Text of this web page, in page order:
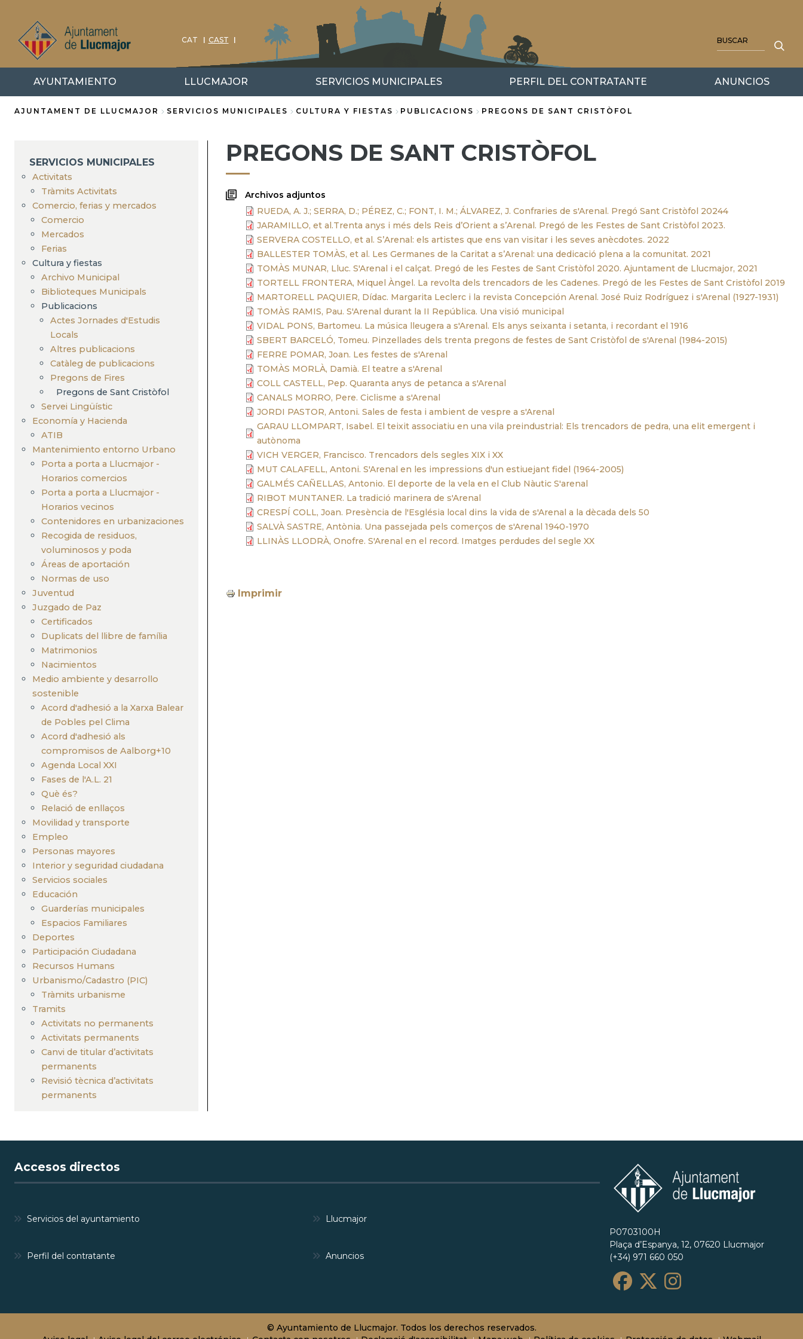
contenido
principal
CAT CAST
AYUNTAMIENTO LLUCMAJOR SERVICIOS MUNICIPALES PERFIL DEL CONTRATANTE ANUNCIOS
enlaces
de
ayuda
la
navegación
AJUNTAMENT DE LLUCMAJOR SERVICIOS MUNICIPALES CULTURA Y FIESTAS PUBLICACIONS PREGONS DE SANT CRISTÒFOL
SERVICIOS MUNICIPALES
Activitats
Tràmits Activitats
Comercio, ferias y mercados
Comercio
Mercados
Ferias
Cultura y fiestas
Archivo Municipal
Biblioteques Municipals
Publicacions
Actes Jornades d'Estudis
Locals
Altres publicacions
Catàleg de publicacions
Pregons de Fires
Pregons de Sant Cristòfol
Servei Lingüístic
Economía y Hacienda
ATIB
Mantenimiento entorno Urbano
Porta a porta a Llucmajor -
Horarios comercios
Porta a porta a Llucmajor -
Horarios vecinos
Contenidores en urbanizaciones
Recogida de residuos,
voluminosos y poda
Áreas de aportación
Normas de uso
Juventud
Juzgado de Paz
Certificados
Duplicats del llibre de família
Matrimonios
Nacimientos
Medio ambiente y desarrollo
sostenible
Acord d'adhesió a la Xarxa Balear
de Pobles pel Clima
Acord d'adhesió als
compromisos de Aalborg+10
Agenda Local XXI
Fases de l'A.L. 21
Què és?
Relació de enllaços
Movilidad y transporte
Empleo
Personas mayores
Interior y seguridad ciudadana
Servicios sociales
Educación
Guarderías municipales
Espacios Familiares
Deportes
Participación Ciudadana
Recursos Humans
Urbanismo/Cadastro (PIC)
Tràmits urbanisme
Tramits
Activitats no permanents
Activitats permanents
Canvi de titular d’activitats
permanents
Revisió tècnica d’activitats
permanents
PREGONS DE SANT CRISTÒFOL
Archivos adjuntos
RUEDA, A. J.; SERRA, D.; PÉREZ, C.; FONT, I. M.; ÁLVAREZ, J. Confraries de s'Arenal. Pregó Sant Cristòfol 20244
JARAMILLO, et al.Trenta anys i més dels Reis d’Orient a s’Arenal. Pregó de les Festes de Sant Cristòfol 2023.
SERVERA COSTELLO, et al. S’Arenal: els artistes que ens van visitar i les seves anècdotes. 2022
BALLESTER TOMÀS, et al. Les Germanes de la Caritat a s’Arenal: una dedicació plena a la comunitat. 2021
TOMÀS MUNAR, Lluc. S'Arenal i el calçat. Pregó de les Festes de Sant Cristòfol 2020. Ajuntament de Llucmajor, 2021
TORTELL FRONTERA, Miquel Àngel. La revolta dels trencadors de les Cadenes. Pregó de les Festes de Sant Cristòfol 2019
MARTORELL PAQUIER, Dídac. Margarita Leclerc i la revista Concepción Arenal. José Ruiz Rodríguez i s'Arenal (1927-1931)
TOMÀS RAMIS, Pau. S'Arenal durant la II República. Una visió municipal
VIDAL PONS, Bartomeu. La música lleugera a s'Arenal. Els anys seixanta i setanta, i recordant el 1916
SBERT BARCELÓ, Tomeu. Pinzellades dels trenta pregons de festes de Sant Cristòfol de s'Arenal (1984-2015)
FERRE POMAR, Joan. Les festes de s'Arenal
TOMÀS MORLÀ, Damià. El teatre a s'Arenal
COLL CASTELL, Pep. Quaranta anys de petanca a s'Arenal
CANALS MORRO, Pere. Ciclisme a s'Arenal
JORDI PASTOR, Antoni. Sales de festa i ambient de vespre a s'Arenal
GARAU LLOMPART, Isabel. El teixit associatiu en una vila preindustrial: Els trencadors de pedra, una elit emergent i
autònoma
VICH VERGER, Francisco. Trencadors dels segles XIX i XX
MUT CALAFELL, Antoni. S'Arenal en les impressions d'un estiuejant fidel (1964-2005)
GALMÉS CAÑELLAS, Antonio. El deporte de la vela en el Club Nàutic S'arenal
RIBOT MUNTANER. La tradició marinera de s'Arenal
CRESPÍ COLL, Joan. Presència de l'Església local dins la vida de s'Arenal a la dècada dels 50
SALVÀ SASTRE, Antònia. Una passejada pels comerços de s'Arenal 1940-1970
LLINÀS LLODRÀ, Onofre. S'Arenal en el record. Imatges perdudes del segle XX
Imprimir
Accesos directos
Servicios del ayuntamiento Llucmajor
Perfil del contratante Anuncios
P0703100H
Plaça d’Espanya, 12, 07620 Llucmajor
(+34) 971 660 050
© Ayuntamiento de Llucmajor. Todos los derechos reservados.